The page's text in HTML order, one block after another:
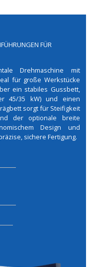
FÜR
Drehmaschine mit
für große Werkstücke
ein stabiles Gussbett,
45/35 kW) und einen
sorgt für Steifigkeit
der optionale breite
Design und
sichere Fertigung.